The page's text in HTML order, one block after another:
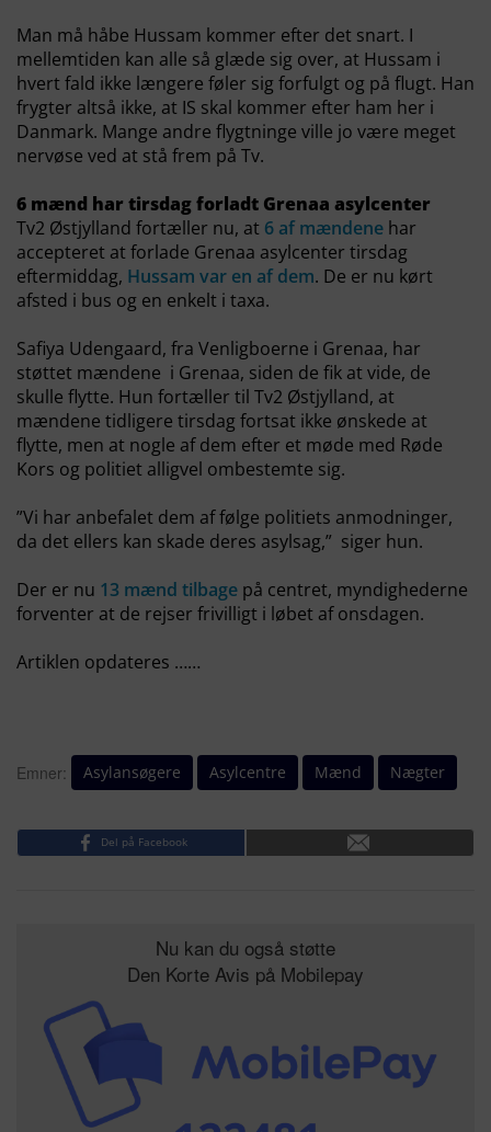
Man må håbe Hussam kommer efter det snart. I
mellemtiden kan alle så glæde sig over, at Hussam i
hvert fald ikke længere føler sig forfulgt og på flugt. Han
frygter altså ikke, at IS skal kommer efter ham her i
Danmark. Mange andre flygtninge ville jo være meget
nervøse ved at stå frem på Tv.
6 mænd har tirsdag forladt Grenaa asylcenter
Tv2 Østjylland fortæller nu, at 6 af mændene har
accepteret at forlade Grenaa asylcenter tirsdag
eftermiddag, Hussam var en af dem. De er nu kørt
afsted i bus og en enkelt i taxa.
Safiya Udengaard, fra Venligboerne i Grenaa, har
støttet mændene i Grenaa, siden de fik at vide, de
skulle flytte. Hun fortæller til Tv2 Østjylland, at
mændene tidligere tirsdag fortsat ikke ønskede at
flytte, men at nogle af dem efter et møde med Røde
Kors og politiet alligvel ombestemte sig.
”Vi har anbefalet dem af følge politiets anmodninger,
da det ellers kan skade deres asylsag,” siger hun.
Der er nu 13 mænd tilbage på centret, myndighederne
forventer at de rejser frivilligt i løbet af onsdagen.
Artiklen opdateres ……
Emner: Asylansøgere Asylcentre Mænd Nægter
Del på Facebook
Nu kan du også støtte
Den Korte Avis på Mobilepay